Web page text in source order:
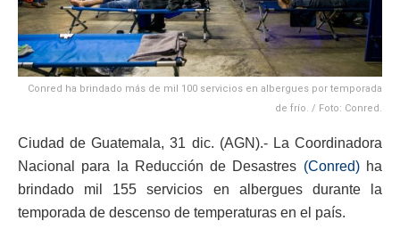
Conred ha brindado más de mil 100 servicios en albergues por temporada
de frío. / Foto: Conred.
Ciudad de Guatemala, 31 dic. (AGN).- La Coordinadora
Nacional para la Reducción de Desastres (Conred)ha
brindado mil 155 servicios en albergues durante la
temporada de descenso de temperaturas en el país.